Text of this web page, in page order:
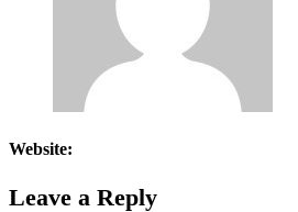
Website:
Leave a Reply